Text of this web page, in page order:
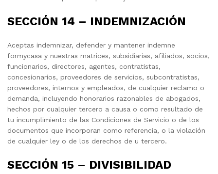
SECCIÓN 14 – INDEMNIZACIÓN
Aceptas indemnizar, defender y mantener indemne
formycasa y nuestras matrices, subsidiarias, afiliados, socios,
funcionarios, directores, agentes, contratistas,
concesionarios, proveedores de servicios, subcontratistas,
proveedores, internos y empleados, de cualquier reclamo o
demanda, incluyendo honorarios razonables de abogados,
hechos por cualquier tercero a causa o como resultado de
tu incumplimiento de las Condiciones de Servicio o de los
documentos que incorporan como referencia, o la violación
de cualquier ley o de los derechos de u tercero.
SECCIÓN 15 – DIVISIBILIDAD